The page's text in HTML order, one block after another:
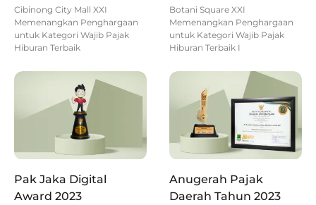
Cibinong City Mall XXI
Memenangkan Penghargaan
untuk Kategori Wajib Pajak
Hiburan Terbaik
Botani Square XXI
Memenangkan Penghargaan
untuk Kategori Wajib Pajak
Hiburan Terbaik I
Pak Jaka Digital
Award 2023
Anugerah Pajak
Daerah Tahun 2023